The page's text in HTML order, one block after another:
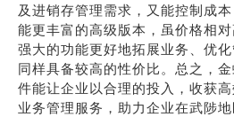
及进销存管理需求，又能控制成
能更丰富的高级版本，虽价格相
强大的功能更好地拓展业务、优
同样具备较高的性价比。总之，
件能让企业以合理的投入，收获
业务管理服务，助力企业在武陟地